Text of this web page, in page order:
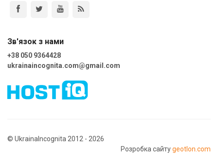
Зв'язок з нами
+38 050 9364428
ukrainaincognita.com@gmail.com
© UkrainaIncognita 2012 - 2026
Розробка сайтуgeotlon.com